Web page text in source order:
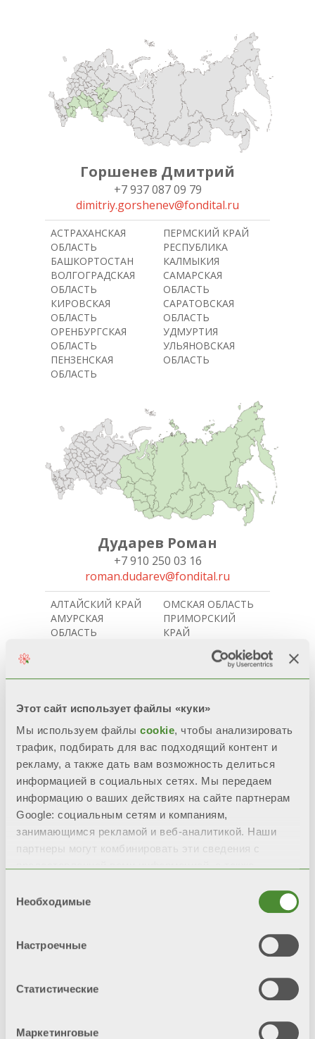
Этот сайт использует файлы «куки»
Мы используем файлы cookie, чтобы анализировать
трафик, подбирать для вас подходящий контент и
рекламу, а также дать вам возможность делиться
информацией в социальных сетях. Мы передаем
информацию о ваших действиях на сайте партнерам
Google: социальным сетям и компаниям,
занимающимся рекламой и веб-аналитикой. Наши
партнеры могут комбинировать эти сведения с
вами их сервисов.
согласия
Необходимые
Настроечные
Статистические
Маркетинговые
Горшенев Дмитрий
+7 937 087 09 79
dimitriy.gorshenev@fondital.ru
АСТРАХАНСКАЯ
ОБЛАСТЬ
БАШКОРТОСТАН
ВОЛГОГРАДСКАЯ
ОБЛАСТЬ
КИРОВСКАЯ
ОБЛАСТЬ
ОРЕНБУРГСКАЯ
ОБЛАСТЬ
ПЕНЗЕНСКАЯ
ОБЛАСТЬ
ПЕРМСКИЙ КРАЙ
РЕСПУБЛИКА
КАЛМЫКИЯ
САМАРСКАЯ
ОБЛАСТЬ
САРАТОВСКАЯ
ОБЛАСТЬ
УДМУРТИЯ
УЛЬЯНОВСКАЯ
ОБЛАСТЬ
Дударев Роман
+7 910 250 03 16
roman.dudarev@fondital.ru
АЛТАЙСКИЙ КРАЙ
АМУРСКАЯ
ОБЛАСТЬ
ЗАБАЙКАЛЬСКИЙ
КРАЙ
ИРКУТСКАЯ
ОБЛАСТЬ
КАМЧАТСКИЙ КРАЙ
КЕМЕРОВСКАЯ
ОБЛАСТЬ
КРАСНОЯРСКИЙ
КРАЙ
МАГАДАНСКАЯ
ОБЛАСТЬ
ОБЛАСТЬ
ОБЛАСТЬ
ОМСКАЯ ОБЛАСТЬ
ПРИМОРСКИЙ
КРАЙ
РЕСПУБЛИКА АЛТАЙ
РЕСПУБЛИКА САХА
ТОМСКАЯ ОБЛАСТЬ
ХАБАРОВСКИЙ
КРАЙ
ХАКАСИЯ
АВТОНОМНЫЙ
ОКРУГ
ХМАО
ЯНАО
технической службы